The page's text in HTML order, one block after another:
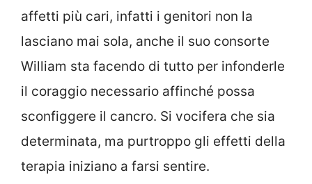
affetti più cari, infatti i genitori non la
lasciano mai sola, anche il suo consorte
William sta facendo di tutto per infonderle
il coraggio necessario affinché possa
sconfiggere il cancro. Si vocifera che sia
determinata, ma purtroppo gli effetti della
terapia iniziano a farsi sentire.